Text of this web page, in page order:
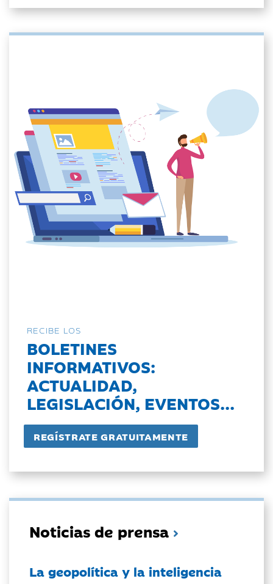
RECIBE LOS
BOLETINES
INFORMATIVOS:
ACTUALIDAD,
LEGISLACIÓN, EVENTOS...
Noticias de prensa
La geopolítica y la inteligencia